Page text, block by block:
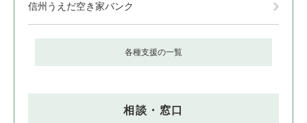
信州うえだ空き家バンク
各種支援の一覧
相談・窓口